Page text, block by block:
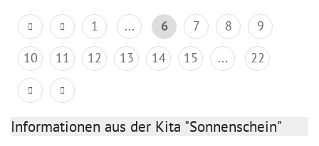
1 ... 6 7 8
9
10
11 12 13 14 15 ... 22
Informationen aus der Kita "Sonnenschein"